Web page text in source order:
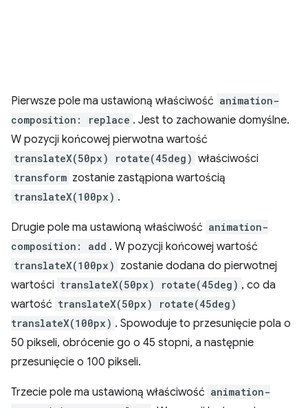
Pierwsze pole ma ustawioną właściwość animation-
composition: replace . Jest to zachowanie domyślne.
W pozycji końcowej pierwotna wartość
translateX(50px) rotate(45deg) właściwości
transform zostanie zastąpiona wartością
translateX(100px) .
Drugie pole ma ustawioną właściwość animation-
composition: add . W pozycji końcowej wartość
translateX(100px) zostanie dodana do pierwotnej
wartości translateX(50px) rotate(45deg) , co da
wartość translateX(50px) rotate(45deg)
translateX(100px) . Spowoduje to przesunięcie pola o
50 pikseli, obrócenie go o 45 stopni, a następnie
przesunięcie o 100 pikseli.
Trzecie pole ma ustawioną właściwość animation-